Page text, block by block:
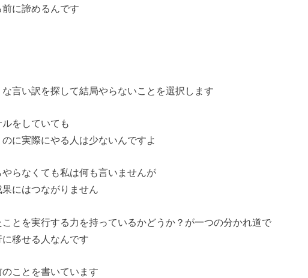
に諦めるんです
言い訳を探して結局やらないことを選択します
をしていても
に実際にやる人は少ないんですよ
らなくても私は何も言いませんが
にはつながりません
とを実行する力を持っているかどうか？が一つの分かれ道で
移せる人なんです
ことを書いています